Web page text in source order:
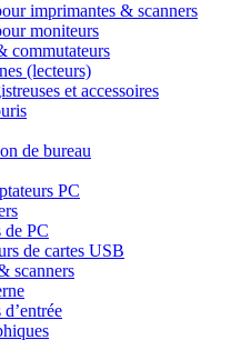
imprimantes & scanners
moniteurs
commutateurs
(lecteurs)
et accessoires
de bureau
PC
de PC
de cartes USB
scanners